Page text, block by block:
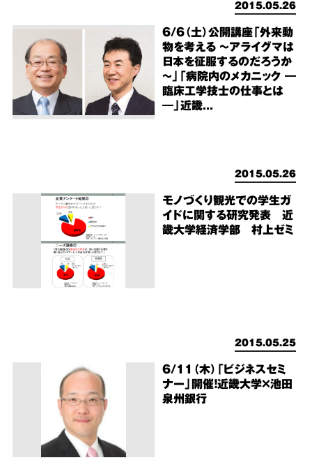
2015.05.26
6/6（土）公開講座「外来動
物を考える ～アライグマは
日本を征服するのだろうか
～」「病院内のメカニック ―
臨床工学技士の仕事とは
―」近畿...
2015.05.26
モノづくり観光での学生ガ
イドに関する研究発表 近
畿大学経済学部 村上ゼミ
2015.05.25
6/11（木）「ビジネスセミ
ナー」開催！近畿大学×池田
泉州銀行